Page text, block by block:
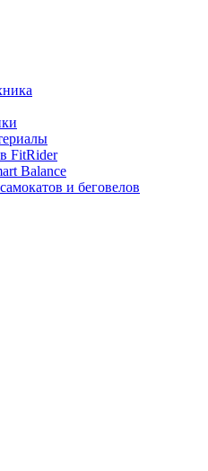
FitRider
Balance
и беговелов